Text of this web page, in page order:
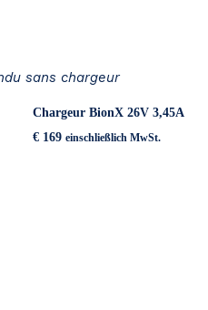
sans chargeur
Chargeur BionX 26V 3,45A
€ 169 einschließlich MwSt.